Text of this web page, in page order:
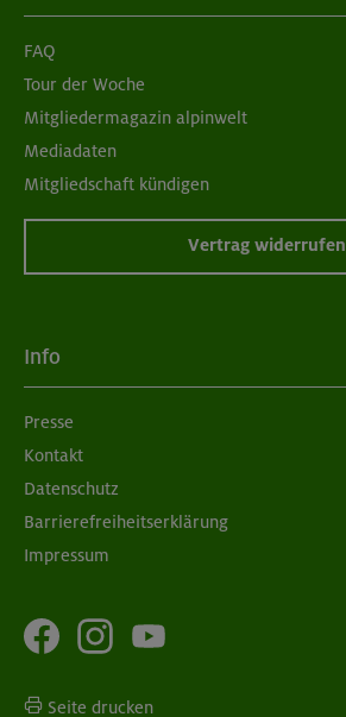
Nichtmitglieder
FAQ
Tour der Woche
Mitgliedermagazin alpinwelt
Mediadaten
Mitgliedschaft kündigen
Vertrag widerrufen
Info
Presse
Kontakt
Datenschutz
Barrierefreiheitserklärung
Impressum
Seite drucken